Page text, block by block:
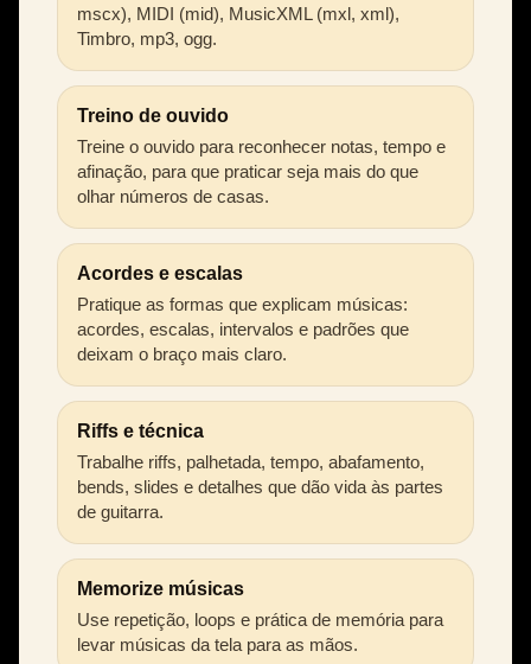
mscx), MIDI (mid), MusicXML (mxl, xml),
Timbro, mp3, ogg.
Treino de ouvido
Treine o ouvido para reconhecer notas, tempo e
afinação, para que praticar seja mais do que
olhar números de casas.
Acordes e escalas
Pratique as formas que explicam músicas:
acordes, escalas, intervalos e padrões que
deixam o braço mais claro.
Riffs e técnica
Trabalhe riffs, palhetada, tempo, abafamento,
bends, slides e detalhes que dão vida às partes
de guitarra.
Memorize músicas
Use repetição, loops e prática de memória para
levar músicas da tela para as mãos.